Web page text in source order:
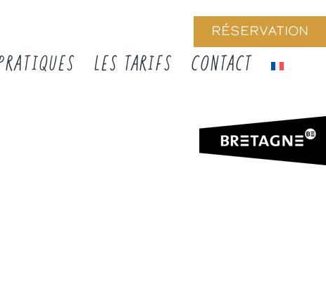
RÉSERVATION
LES TARIFS CONTACT